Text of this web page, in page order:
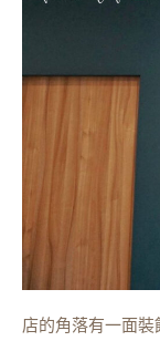
店的角落有一面